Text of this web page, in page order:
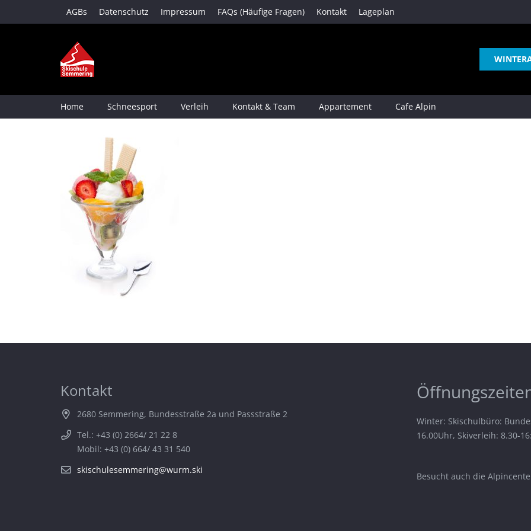
AGBs Datenschutz Impressum FAQs (Häufige Fragen) Kontakt Lageplan
Home Schneesport Verleih Kontakt & Team Appartement Cafe Alpin
Kontakt
2680 Semmering, Bundesstraße 2a und Passstraße 2
Tel.: +43 (0) 2664/ 21 22 8
Mobil: +43 (0) 664/ 43 31 540
skischulesemmering@wurm.ski
Winter: Skischulbüro:
16.00Uhr, Skiverleih: 8.30-
Besucht auch die